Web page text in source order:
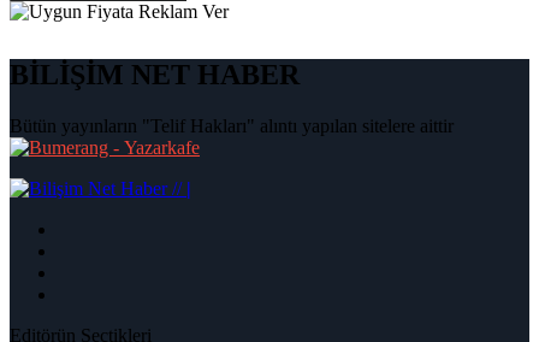
BİLİŞİM NET HABER
Bütün yayınların "Telif Hakları" alıntı yapılan sitelere aittir
|
Editörün Seçtikleri